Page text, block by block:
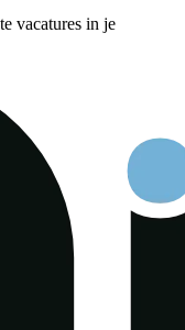
vacatures in je